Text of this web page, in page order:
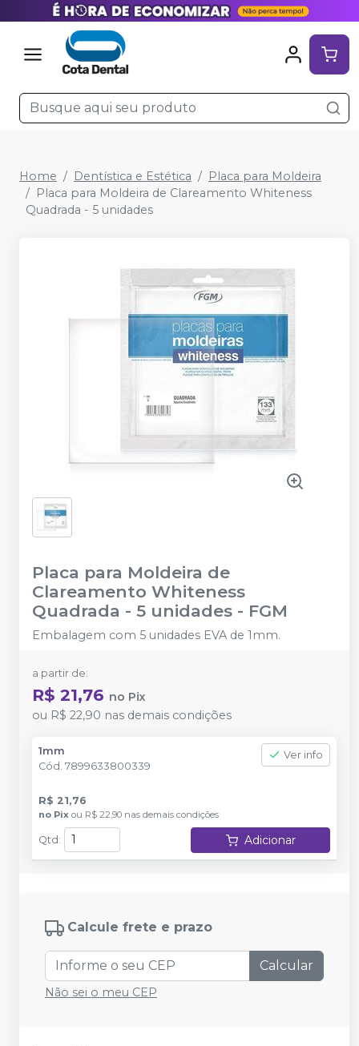
Home Dentística e Estética
Placa para Moldeira
Placa para Moldeira de Clareamento Whiteness
Quadrada - 5 unidades
Placa para Moldeira de
Clareamento Whiteness
Quadrada - 5 unidades - FGM
Embalagem com 5 unidades EVA de 1mm.
a partir de:
R$ 21,76 no Pix
ou R$ 22,90 nas demais condições
1mm
Cód. 7899633800339
Ver info
R$ 21,76
no Pix ou R$ 22,90 nas demais condições
Qtd : Adicionar
Calcule frete e prazo
Calcular
Não sei o meu CEP